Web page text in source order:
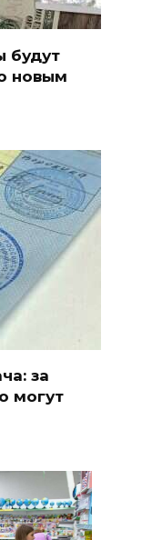
будут
новым
за
могут